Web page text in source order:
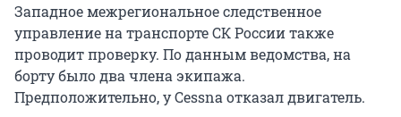
Западное межрегиональное следственное
управление на транспорте СК России также
проводит проверку. По данным ведомства, на
борту было два члена экипажа.
Предположительно, у Cessna отказал двигатель.